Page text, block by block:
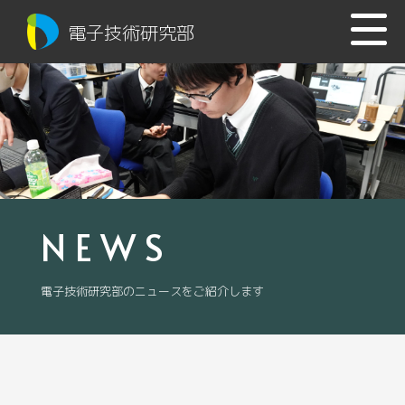
電子技術研究部
NEWS
電子技術研究部のニュースをご紹介します